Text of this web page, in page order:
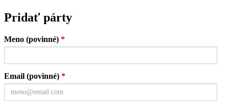
Pridať párty
Meno (povinné) *
Email (povinné) *